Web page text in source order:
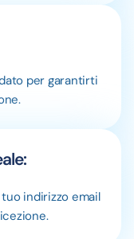
per garantirti
indirizzo email